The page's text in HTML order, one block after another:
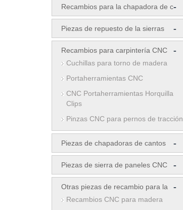
Recambios para la chapadora de c-
Piezas de repuesto de la sierras -
Recambios para carpintería CNC -
Cuchillas para torno de madera
Portaherramientas CNC
CNC Portaherramientas Horquilla
Clips
Pinzas CNC para pernos de tracción
Piezas de chapadoras de cantos -
Piezas de sierra de paneles CNC -
Otras piezas de recambio para la -
Recambios CNC para madera